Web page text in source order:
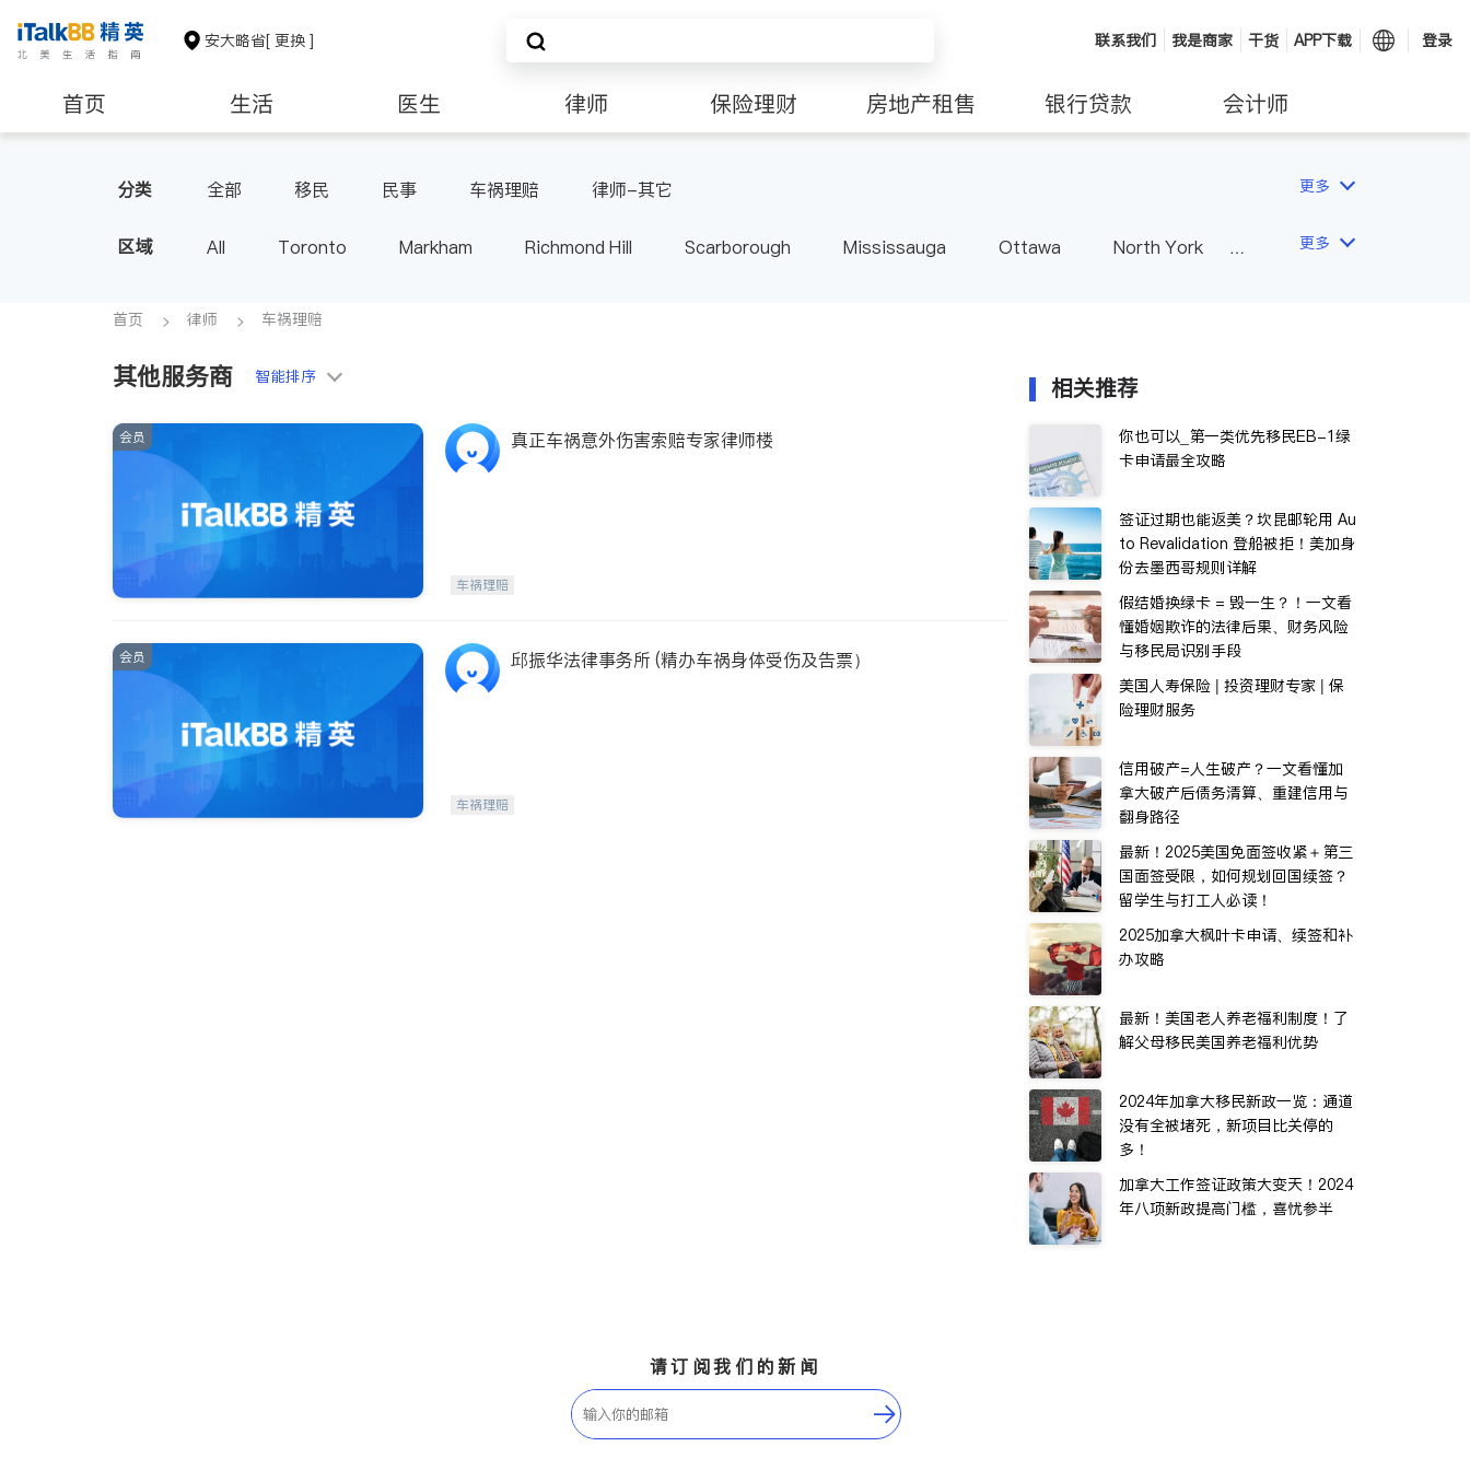
安大略省[ 更换 ] 联系我们 我是商家 干货 APP下载 登录
首页 生活 医生 律师 保险理财 房地产租售 银行贷款 会计师
分类 全部 移民 民事 车祸理赔 律师-其它 更多
区域 All Toronto Markham Richmond Hill Scarborough Mississauga Ottawa
North York
Aurora
Stouffville
更多
首页 律师 车祸理赔
其他服务商 智能排序
会员 真正车祸意外伤害索赔专家律师楼
车祸理赔
会员 邱振华法律事务所 (精办车祸身体受伤及告票）
车祸理赔
相关推荐
你也可以_第一类优先移民EB-1绿
卡申请最全攻略
签证过期也能返美？坎昆邮轮用 Au
to Revalidation 登船被拒！美加身
份去墨西哥规则详解
假结婚换绿卡 = 毁一生？！一文看
懂婚姻欺诈的法律后果、财务风险
与移民局识别手段
美国人寿保险 | 投资理财专家 | 保
险理财服务
信用破产=人生破产？一文看懂加
拿大破产后债务清算、重建信用与
翻身路径
最新！2025美国免面签收紧＋第三
国面签受限，如何规划回国续签？
留学生与打工人必读！
2025加拿大枫叶卡申请、续签和补
办攻略
最新！美国老人养老福利制度！了
解父母移民美国养老福利优势
2024年加拿大移民新政一览：通道
没有全被堵死，新项目比关停的
多！
加拿大工作签证政策大变天！2024
年八项新政提高门槛，喜忧参半
请订阅我们的新闻